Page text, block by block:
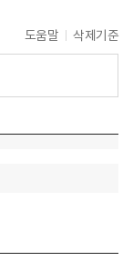
도움말 삭제기준